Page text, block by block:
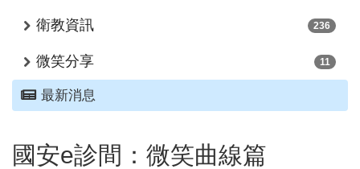
衛教資訊 236
微笑分享 11
最新消息
國安e診間：微笑曲線篇